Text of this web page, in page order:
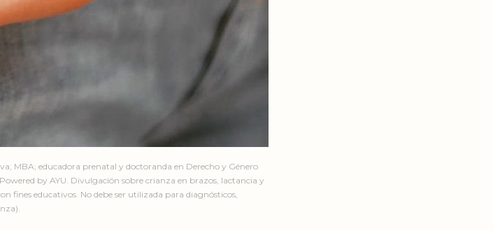
MBA; educadora prenatal y doctoranda en Derecho y Género
by AYU. Divulgación sobre crianza en brazos, lactancia y
fines educativos. No debe ser utilizada para diagnósticos,